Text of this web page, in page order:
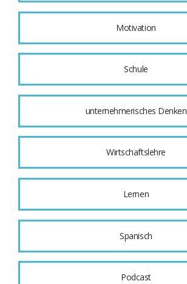
Motivation
Schule
unternehmerisches Denken
Wirtschaftslehre
Lernen
Spanisch
Podcast